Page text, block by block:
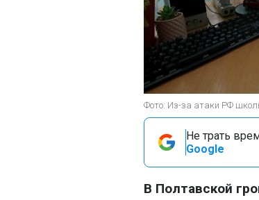
Фото: Из-за атаки РФ
Не трать
Google
В Полтавской